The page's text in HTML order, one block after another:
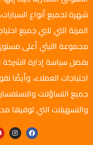
شهرة لجميع أنواع
المرنة التي تلبي جميع
بفضل سياسة إدارة الشركة
احتياجات العملاء، وأيضًا
جميع التساؤلات
والتسهيلات التي توفرها